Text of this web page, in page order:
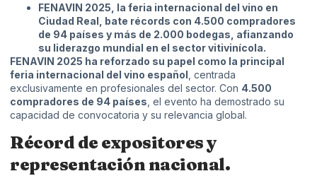
FENAVIN 2025, la feria internacional del vino en
Ciudad Real, bate récords con 4.500 compradores
de 94 países y más de 2.000 bodegas, afianzando
su liderazgo mundial en el sector vitivinícola.
FENAVIN 2025 ha reforzado su papel como la principal
feria internacional del vino español , centrada
exclusivamente en profesionales del sector. Con 4.500
compradores de 94 países , el evento ha demostrado su
capacidad de convocatoria y su relevancia global.
Récord de expositores y
representación nacional.